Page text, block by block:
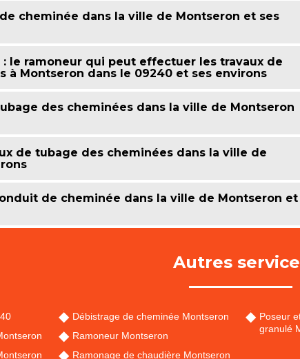
cheminée dans la ville de Montseron et ses
: le ramoneur qui peut effectuer les travaux de
à Montseron dans le 09240 et ses environs
des cheminées dans la ville de Montseron
de tubage des cheminées dans la ville de
de cheminée dans la ville de Montseron et
Autres
Débistrage de cheminée Montseron
Ramoneur Montseron
Ramonage de chaudière Montseron
Poseur
granulé